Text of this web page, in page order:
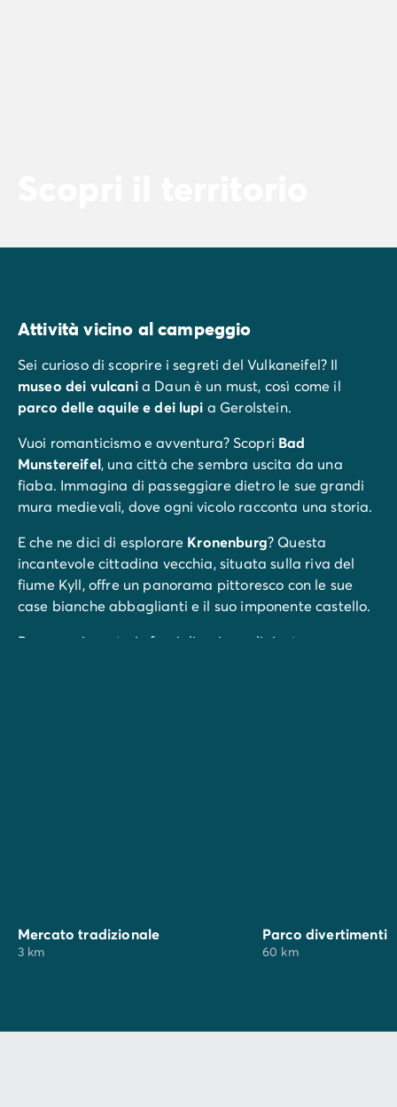
Attività vicino al campeggio
Sei curioso di scoprire i segreti del Vulkaneifel? Il
museo dei vulcania Daun è un must, così come il
parco delle aquile e dei lupi a Gerolstein.
Vuoi romanticismo e avventura? Scopri Bad
Munstereifel, una città che sembra uscita da una
fiaba. Immagina di passeggiare dietro le sue grandi
mura medievali, dove ogni vicolo racconta una storia.
E che ne dici di esplorare Kronenburg? Questa
incantevole cittadina vecchia, situata sulla riva del
fiume Kyll, offre un panorama pittoresco con le sue
case bianche abbaglianti e il suo imponente castello.
Per una giornata in famiglia piena di risate e
Mercato tradizionale
3 km
Parco divertimenti
60 km